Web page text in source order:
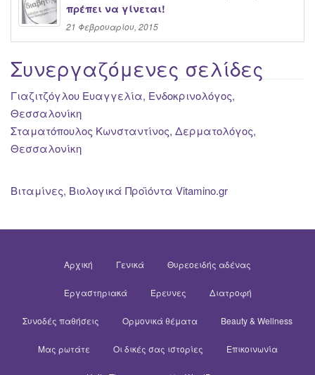
πρέπει να γίνεται!
21 Φεβρουαρίου, 2015
Συνεργαζόμενες σελίδες
Γιαζιτζόγλου Ευαγγελία, Ενδοκρινολόγος,
Θεσσαλονίκη
Σταματόπουλος Κωνσταντίνος, Δερματολόγος,
Θεσσαλονίκη
Βιταμίνες, Βιολογικά Προϊόντα Vitamino.gr
Αρχική Γενικά Θυρεοειδής αδένας
Εργαστηριακά Έρευνες Διατροφή
Συνοδές παθήσεις Ορμονικά θέματα Beauty & Wellness
Μας ρωτάτε Οι δικές σας ιστορίες Επικοινωνία